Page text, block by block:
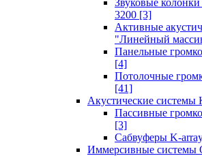
Звуковые
3200 [3]
Активные
"Линейный
Панельные
[4]
Потолочные
[41]
Акустические системы
Пассивные
[3]
Сабвуферы K-
Иммерсивные системы